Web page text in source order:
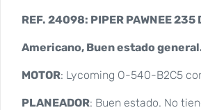
REF. 24098: PIPER PAWNEE 235
Americano, Buen estado
MOTOR: Lycoming O-540-B2C5
PLANEADOR: Buen estado. No